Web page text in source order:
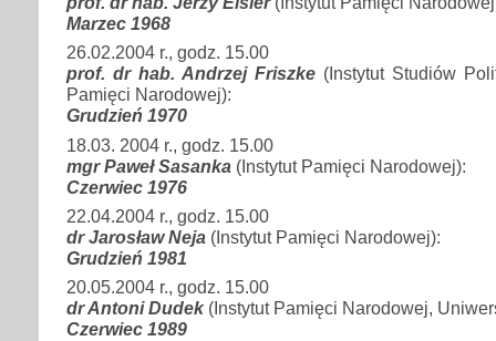
Marzec 1968
26.02.2004 r., godz. 15.00
prof. dr hab. Andrzej Friszke (Instytut Studiów
Pamięci Narodowej):
Grudzień 1970
18.03. 2004 r., godz. 15.00
mgr Paweł Sasanka (Instytut Pamięci Narodowej):
Czerwiec 1976
22.04.2004 r., godz. 15.00
dr Jarosław Neja (Instytut Pamięci Narodowej):
Grudzień 1981
20.05.2004 r., godz. 15.00
dr Antoni Dudek(Instytut Pamięci Narodowej,
Czerwiec 1989